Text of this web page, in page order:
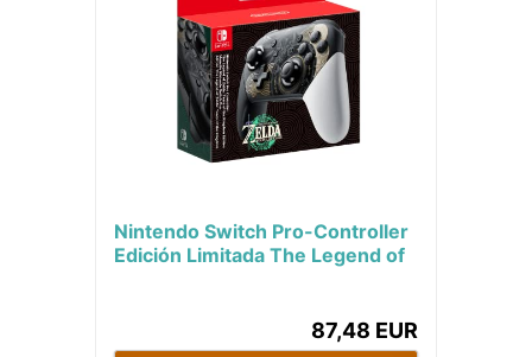
Nintendo Switch Pro-Controller
Edición Limitada The Legend of
87,48 EUR